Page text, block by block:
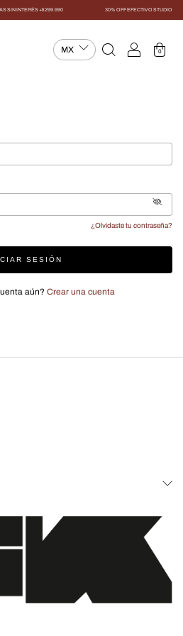
SIN INTERÉS +$299.990 30% OFF EFECTIVO STUDIO
0
¿Olvidaste tu contraseña?
SESIÓN
aún? Crear una cuenta